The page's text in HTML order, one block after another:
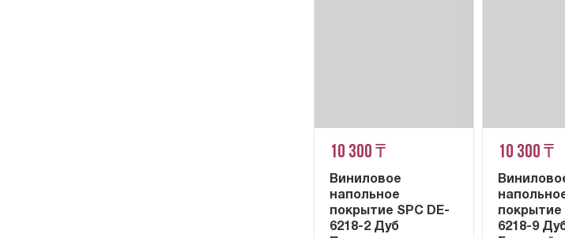
10 300 ₸
Виниловое
напольное
покрытие SPC DE-
6218-2 Дуб
10 300 ₸
покрытие
6218-9